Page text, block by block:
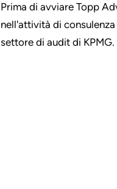
Prima di avviare Topp
nell'attività di
settore di audit di KPMG.